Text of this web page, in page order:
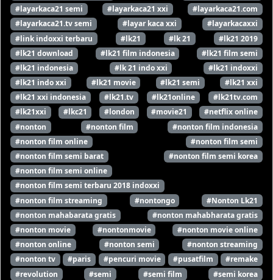
#layarkaca21 semi
#layarkaca21 xxi
#layarkaca21.com
#layarkaca21.tv semi
#layar kaca xxi
#layarkacaxxi
#link indoxxi terbaru
#lk21 #lk 21
#lk21 2019
#lk21 download
#lk21 film indonesia
#lk21 film semi
#lk21 indonesia
#lk 21 indo xxi
#lk21 indoxxi
#lk21 indo xxi
#lk21 movie #lk21 semi
#lk21 xxi
#lk21 xxi indonesia
#lk21.tv #lk21online
#lk21tv.com
#lk21xxi
#lkc21 #london #movie21
#netflix online
#nonton
#nonton film
#nonton film indonesia
#nonton film online
#nonton film semi
#nonton film semi barat
#nonton film semi korea
#nonton film semi online
#nonton film semi terbaru 2018 indoxxi
#nonton film streaming
#nontongo
#Nonton Lk21
#nonton mahabarata gratis
#nonton mahabharata gratis
#nonton movie
#nontonmovie
#nonton movie online
#nonton online
#nonton semi
#nonton streaming
#nonton tv
#paris #pencuri movie #pusatfilm
#remake
#revolution
#semi #semi film
#semi korea